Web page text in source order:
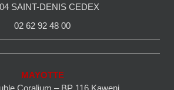
SAINT-DENIS CEDEX
02 62 92 48 00
MAYOTTE